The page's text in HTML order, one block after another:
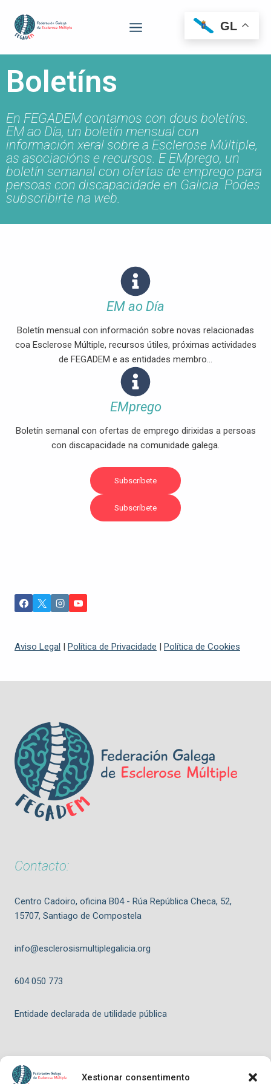
Xestionar consentimento
Boletíns
En FEGADEM contamos con dous boletíns.
EM ao Día, un boletín mensual con
información xeral sobre a Esclerose Múltiple,
as asociacións e recursos. E EMprego, un
boletín semanal con ofertas de emprego para
persoas con discapacidade en Galicia. Podes
subscribirte na web.
EM ao Día
Boletín mensual con información sobre novas relacionadas
coa Esclerose Múltiple, recursos útiles, próximas actividades
de FEGADEM e as entidades membro...
EMprego
Boletín semanal con ofertas de emprego dirixidas a persoas
con discapacidade na comunidade galega.
Subscríbete
Subscríbete
Aviso Legal | Política de Privacidade | Política de Cookies
Contacto:
Centro Cadoiro, oficina B04 - Rúa República Checa, 52,
15707, Santiago de Compostela
info@esclerosismultiplegalicia.org
604 050 773
Entidade declarada de utilidade pública
GL